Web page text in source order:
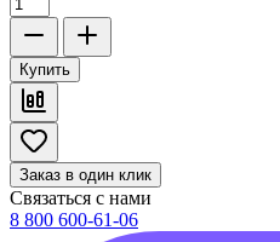
Купить
Заказ в один клик
Связаться с нами
8 800 600-61-06